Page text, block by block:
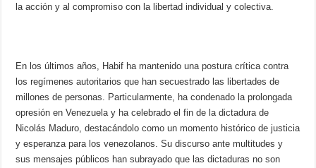
la acción y al compromiso con la libertad individual y colectiva.
En los últimos años, Habif ha mantenido una postura crítica contra
los regímenes autoritarios que han secuestrado las libertades de
millones de personas. Particularmente, ha condenado la prolongada
opresión en Venezuela y ha celebrado el fin de la dictadura de
Nicolás Maduro, destacándolo como un momento histórico de justicia
y esperanza para los venezolanos. Su discurso ante multitudes y
sus mensajes públicos han subrayado que las dictaduras no son